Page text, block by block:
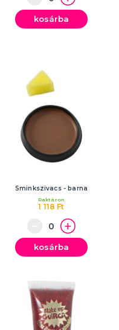
kosárba
Sminkszivacs - barna
1 118 Ft
Raktáron
kosárba